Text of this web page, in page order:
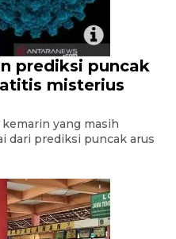
prediksi puncak
misterius
yang masih
dari prediksi puncak arus